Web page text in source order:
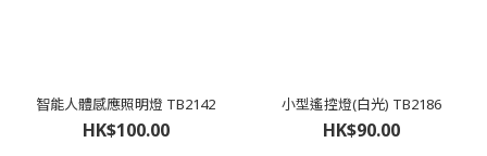
智能人體感應照明燈 TB2142
HK$100.00
小型遙控燈(白光) TB2186
HK$90.00